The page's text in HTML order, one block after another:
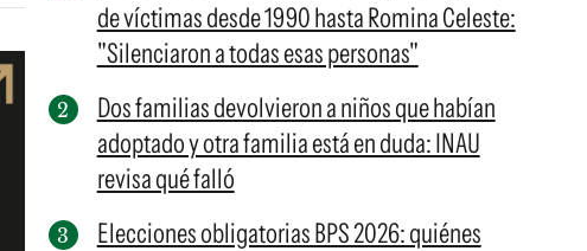
de víctimas desde 1990 hasta Romina Celeste:
"Silenciaron a todas esas personas"
Dos familias devolvieron a niños que habían
adoptado y otra familia está en duda: INAU
revisa qué falló
Elecciones obligatorias BPS 2026: quiénes